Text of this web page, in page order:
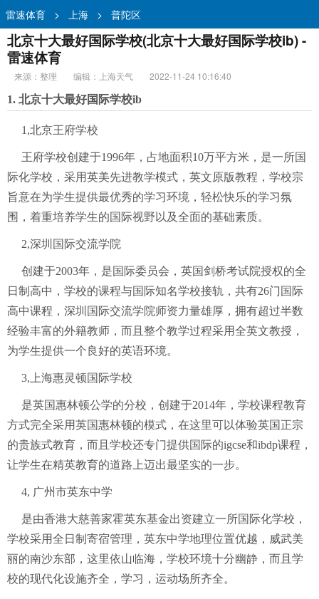
雷速体育 > 上海 > 普陀区
北京十大最好国际学校(北京十大最好国际学校ib) -
雷速体育
来源：整理 编辑：上海天气
2022-11-24 10:16:40
1. 北京十大最好国际学校ib
1,北京王府学校
王府学校创建于1996年，占地面积10万平方米，是一所国
际化学校，采用英美先进教学模式，英文原版教程，学校宗
旨意在为学生提供最优秀的学习环境，轻松快乐的学习氛
围，着重培养学生的国际视野以及全面的基础素质。
2,深圳国际交流学院
创建于2003年，是国际委员会，英国剑桥考试院授权的全
日制高中，学校的课程与国际知名学校接轨，共有26门国际
高中课程，深圳国际交流学院师资力量雄厚，拥有超过半数
经验丰富的外籍教师，而且整个教学过程采用全英文教授，
为学生提供一个良好的英语环境。
3,上海惠灵顿国际学校
是英国惠林顿公学的分校，创建于2014年，学校课程教育
方式完全采用英国惠林顿的模式，在这里可以体验英国正宗
的贵族式教育，而且学校还专门提供国际的igcse和ibdp课程，
让学生在精英教育的道路上迈出最坚实的一步。
4, 广州市英东中学
是由香港大慈善家霍英东基金出资建立一所国际化学校，
学校采用全日制寄宿管理，英东中学地理位置优越，威武美
丽的南沙东部，这里依山临海，学校环境十分幽静，而且学
校的现代化设施齐全，学习，运动场所齐全。